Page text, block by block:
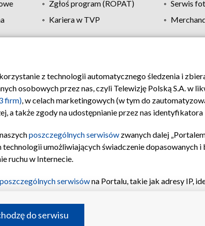
Zgłoś program (ROPAT)
Serwis
Kariera w TVP
prywatności Moje zgody Pomoc Biuro
z technologii automatycznego śledzenia i
osobowych przez nas, czyli Telewizję Polską S.A. w
firm), w celach marketingowych (w tym do
a także zgody na udostępnianie przez nas
poszczególnych serwisów zwanych dalej
umożliwiających świadczenie dopasowanych i
ruchu w Internecie.
poszczególnych serwisówna Portalu, takie jak adresy IP,
informacji na urządzeniu lub dostęp do nich,
spersonalizowanych treści, wyboru
do serwisu